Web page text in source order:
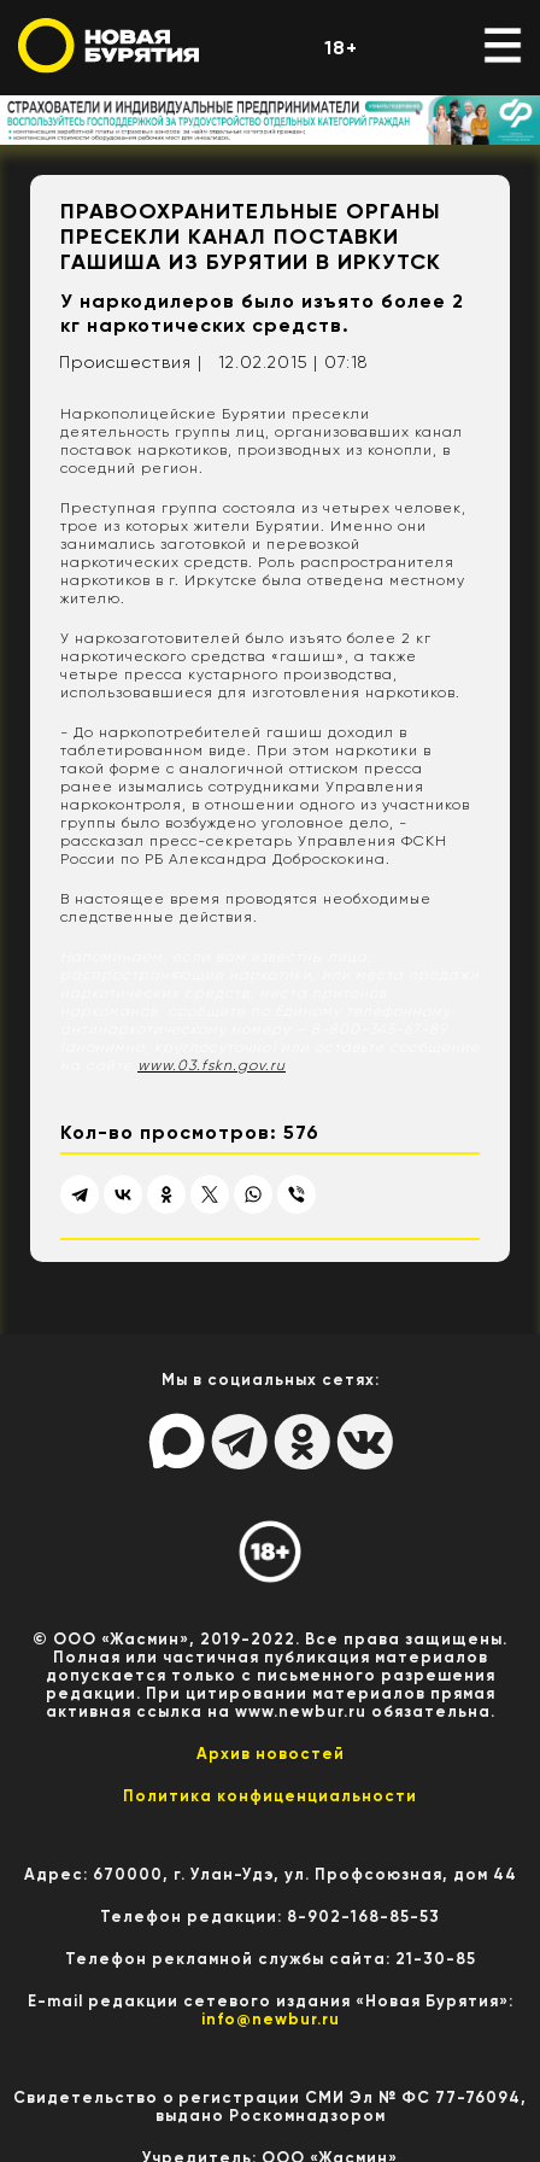
18+
ПРАВООХРАНИТЕЛЬНЫЕ ОРГАНЫ
ПРЕСЕКЛИ КАНАЛ ПОСТАВКИ
ГАШИША ИЗ БУРЯТИИ В ИРКУТСК
У наркодилеров было изъято более 2
кг наркотических средств.
Происшествия | 12.02.2015 | 07:18
Наркополицейские Бурятии пресекли
деятельность группы лиц, организовавших канал
поставок наркотиков, производных из конопли, в
соседний регион.
Преступная группа состояла из четырех человек,
трое из которых жители Бурятии. Именно они
занимались заготовкой и перевозкой
наркотических средств. Роль распространителя
наркотиков в г. Иркутске была отведена местному
жителю.
У наркозаготовителей было изъято более 2 кг
наркотического средства «гашиш», а также
четыре пресса кустарного производства,
использовавшиеся для изготовления наркотиков.
- До наркопотребителей гашиш доходил в
таблетированном виде. При этом наркотики в
такой форме с аналогичной оттиском пресса
ранее изымались сотрудниками Управления
наркоконтроля, в отношении одного из участников
группы было возбуждено уголовное дело, -
рассказал пресс-секретарь Управления ФСКН
России по РБ Александра Доброскокина.
В настоящее время проводятся необходимые
следственные действия.
www.03.fskn.gov.ru
Кол-во просмотров: 576
Мы в социальных сетях:
© ООО «Жасмин», 2019-2022. Все права защищены.
Полная или частичная публикация материалов
допускается только с письменного разрешения
редакции. При цитировании материалов прямая
активная ссылка на www.newbur.ru обязательна.
Архив новостей
Политика конфиценциальности
Адрес: 670000, г. Улан-Удэ, ул. Профсоюзная, дом 44
Телефон редакции: 8-902-168-85-53
Телефон рекламной службы сайта: 21-30-85
E-mail редакции сетевого издания «Новая Бурятия»:
info@newbur.ru
Свидетельство о регистрации СМИ Эл № ФС 77-76094,
выдано Роскомнадзором
Учредитель: ООО «Жасмин»